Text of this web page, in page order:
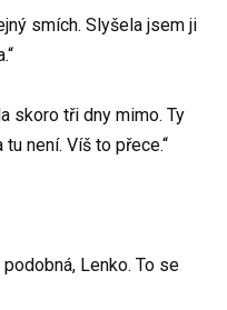
smích. Slyšela jsem ji
skoro tři dny mimo. Ty
není. Víš to přece.“
Lenko. To se